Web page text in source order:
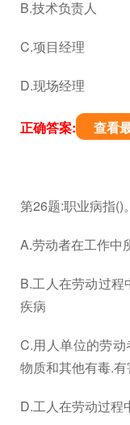
B.技术负责人
C.项目经理
D.现场经理
正确答案: 查看
第26题:职业病指()。
A.劳动者在工作中
B.工人在劳动过
疾病
C.用人单位的劳
物质和其他有毒.
D.工人在劳动过程